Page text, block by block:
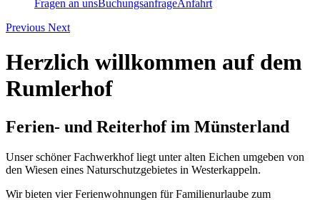
Fragen an unsBuchungsanfrageAnfahrt
Previous Next
Herzlich willkommen auf dem
Rumlerhof
Ferien- und Reiterhof im Münsterland
Unser schöner Fachwerkhof liegt unter alten Eichen umgeben von
den Wiesen eines Naturschutzgebietes in Westerkappeln.
Wir bieten vier Ferienwohnungen für Familienurlaube zum